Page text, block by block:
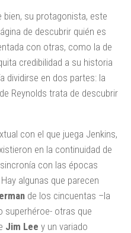
su protagonista, este
de descubrir quién es
con otras, como la de
credibilidad a su historia
dividirse en dos partes: la
Reynolds trata de descubrir
con el que juega Jenkins,
en la continuidad de
con las épocas
algunas que parecen
de los cincuentas –la
superhéroe- otras que
Jim Lee y un variado